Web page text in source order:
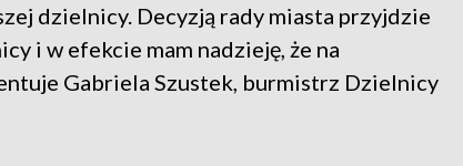
dzielnicy. Decyzją rady miasta przyjdzie
i w efekcie mam nadzieję, że na
Gabriela Szustek, burmistrz Dzielnicy